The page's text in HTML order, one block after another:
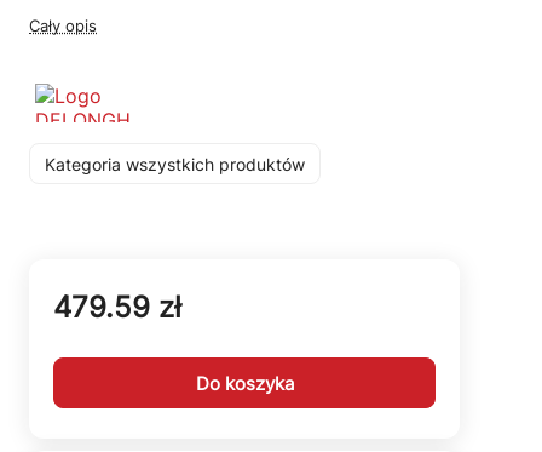
Cały opis
Kategoria wszystkich produktów
479.59 zł
Do koszyka